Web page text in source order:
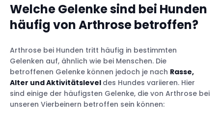
Welche Gelenke sind bei Hunden
häufig von Arthrose betroffen?
Arthrose bei Hunden tritt häufig in bestimmten
Gelenken auf, ähnlich wie bei Menschen. Die
betroffenen Gelenke können jedoch je nach Rasse,
Alter und Aktivitätslevel des Hundes variieren. Hier
sind einige der häufigsten Gelenke, die von Arthrose bei
unseren Vierbeinern betroffen sein können: